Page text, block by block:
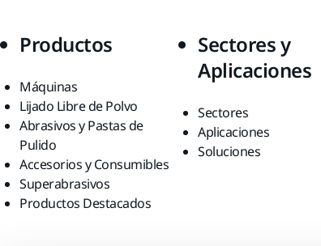
Productos
Máquinas
Lijado Libre de Polvo
Abrasivos y Pastas de
Pulido
Accesorios y Consumibles
Superabrasivos
Productos Destacados
Sectores y
Aplicaciones
Sectores
Aplicaciones
Soluciones